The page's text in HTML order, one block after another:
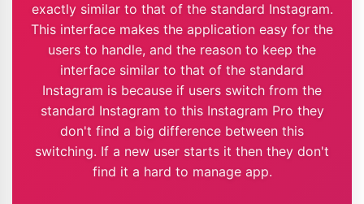
exactly similar to that of the standard Instagram.
This interface makes the application easy for the
users to handle, and the reason to keep the
interface similar to that of the standard
Instagram is because if users switch from the
standard Instagram to this Instagram Pro they
don't find a big difference between this
switching. If a new user starts it then they don't
find it a hard to manage app.